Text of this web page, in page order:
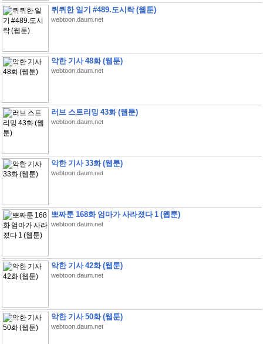
퀴퀴한 일기 #489.도시락 (웹툰)
webtoon.daum.net
악한 기사 48화 (웹툰)
webtoon.daum.net
러브 스트리밍 43화 (웹툰)
webtoon.daum.net
악한 기사 33화 (웹툰)
webtoon.daum.net
뽀짜툰 168화 엄마가 사라졌다 1 (웹툰)
webtoon.daum.net
악한 기사 42화 (웹툰)
webtoon.daum.net
악한 기사 50화 (웹툰)
webtoon.daum.net